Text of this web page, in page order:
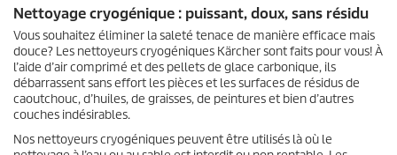
Nettoyage cryogénique : puissant, doux, sans résidu
Vous souhaitez éliminer la saleté tenace de manière efficace mais
douce? Les nettoyeurs cryogéniques Kärcher sont faits pour vous! À
l’aide d’air comprimé et des pellets de glace carbonique, ils
débarrassent sans effort les pièces et les surfaces de résidus de
caoutchouc, d’huiles, de graisses, de peintures et bien d’autres
couches indésirables.
Nos nettoyeurs cryogéniques peuvent être utilisés là où le